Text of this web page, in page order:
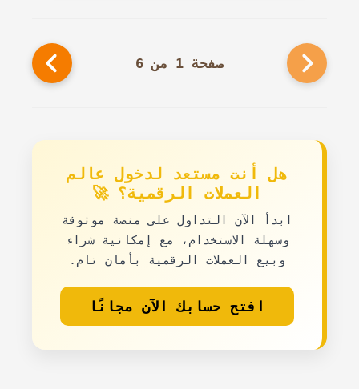
صفحة 1 من 6
هل أنت مستعد لدخول عالم
العملات الرقمية؟ 🚀
ابدأ الآن التداول على منصة موثوقة
وسهلة الاستخدام، مع إمكانية شراء
وبيع العملات الرقمية بأمان تام.
افتح حسابك الآن مجانًا